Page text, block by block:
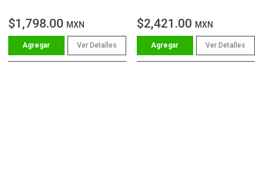
$1,798.00 MXN
Ver Detalles
$2,421.00 MXN
Ver Detalles